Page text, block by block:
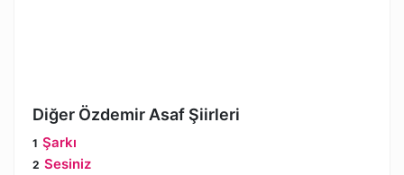
Diğer Özdemir Asaf Şiirleri
Şarkı
Sesiniz